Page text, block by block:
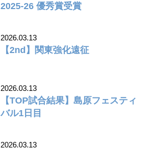
2025-26 優秀賞受賞
2026.03.13
【2nd】関東強化遠征
2026.03.13
【TOP試合結果】島原フェスティ
バル1日目
2026.03.13